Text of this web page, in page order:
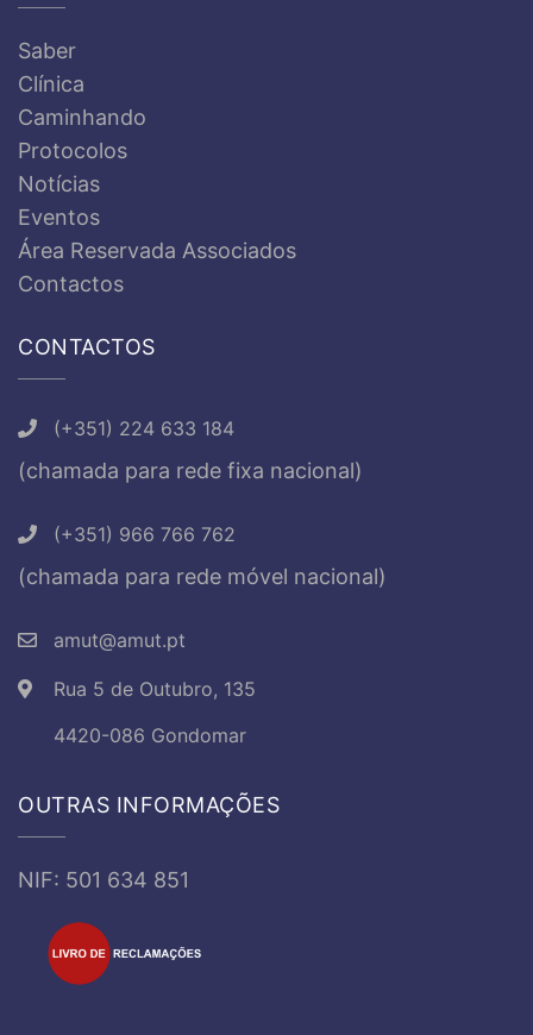
Saber
Clínica
Caminhando
Protocolos
Notícias
Eventos
Área Reservada Associados
Contactos
CONTACTOS
(+351) 224 633 184
(chamada para rede fixa nacional)
(+351) 966 766 762
(chamada para rede móvel nacional)
amut@amut.pt
Rua 5 de Outubro, 135
4420-086 Gondomar
OUTRAS INFORMAÇÕES
NIF: 501 634 851